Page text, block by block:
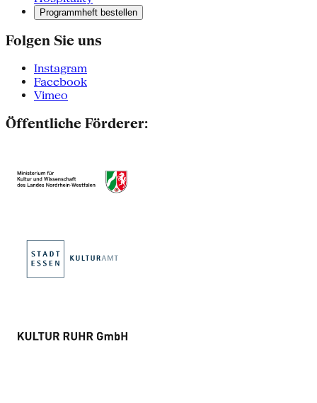
Programmheft bestellen
Folgen Sie uns
Instagram
Facebook
Vimeo
Öffentliche Förderer: